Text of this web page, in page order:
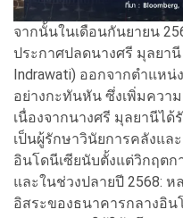
จากนั้นในเดือนกันยายน
ประกาศปลดนางศรี มุลยานี
Indrawati) ออกจากตำแห
อย่างกะทันหัน ซึ่งเพิ่มควา
เนื่องจากนางศรี มุลยานีได้
เป็นผู้รักษาวินัยการคลังแล
อินโดนีเซียนับตั้งแต่วิกฤตก
และในช่วงปลายปี 2568:
อิสระของธนาคารกลางอิน